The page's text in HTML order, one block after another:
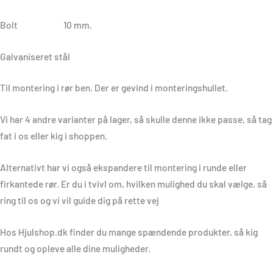
Bolt 10 mm.
Galvaniseret stål
Til montering i rør ben. Der er gevind i monteringshullet.
Vi har 4 andre varianter på lager, så skulle denne ikke passe, så tag
fat i os eller kig i shoppen.
Alternativt har vi også ekspandere til montering i runde eller
firkantede rør. Er du i tvivl om, hvilken mulighed du skal vælge, så
ring til os og vi vil guide dig på rette vej
Hos Hjulshop.dk finder du mange spændende produkter, så kig
rundt og opleve alle dine muligheder.